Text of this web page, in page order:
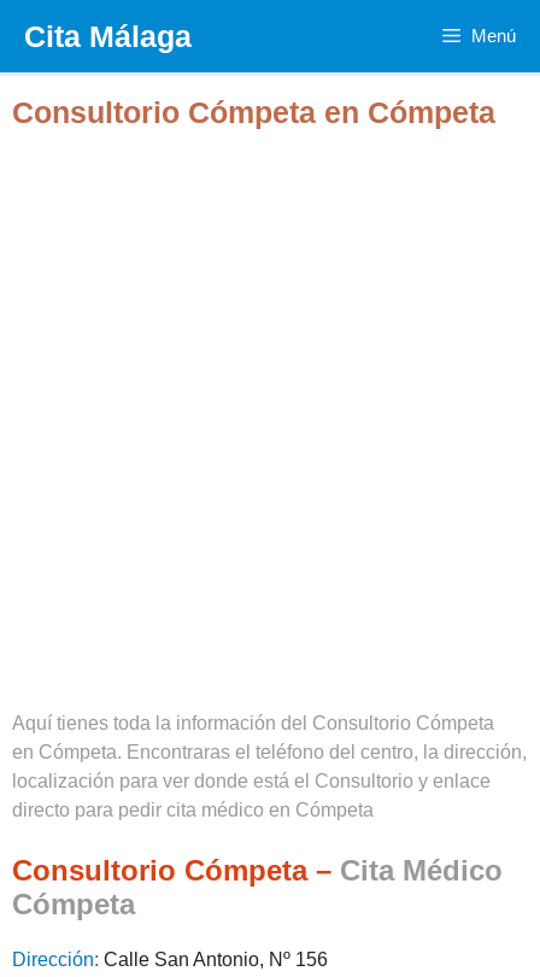
contenido
Cita Málaga Menú
Consultorio Cómpeta en Cómpeta
Aquí tienes toda la información del Consultorio Cómpeta
en Cómpeta. Encontraras el teléfono del centro, la dirección,
localización para ver donde está el Consultorio y enlace
directo para pedir cita médico en Cómpeta
Consultorio Cómpeta – Cita Médico
Cómpeta
Dirección: Calle San Antonio, Nº 156